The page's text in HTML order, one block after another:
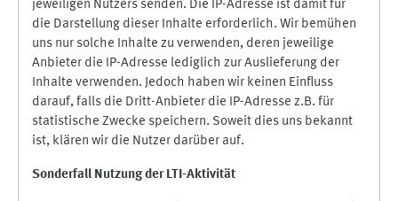
jeweiligen Nutzers senden. Die IP-Adresse ist damit für
die Darstellung dieser Inhalte erforderlich. Wir bemühen
uns nur solche Inhalte zu verwenden, deren jeweilige
Anbieter die IP-Adresse lediglich zur Auslieferung der
Inhalte verwenden. Jedoch haben wir keinen Einfluss
darauf, falls die Dritt-Anbieter die IP-Adresse z.B. für
statistische Zwecke speichern. Soweit dies uns bekannt
ist, klären wir die Nutzer darüber auf.
Sonderfall Nutzung der LTI-Aktivität